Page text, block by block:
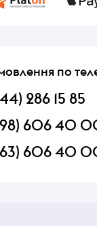
по
286 15 85
606 40
606 40